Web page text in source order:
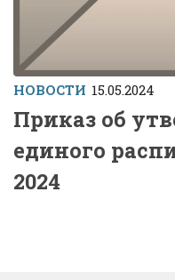
НОВОСТИ 15.05.2024
Приказ об
единого
2024